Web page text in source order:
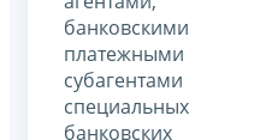
банковскими
платежными
субагентами
специальных
банковских